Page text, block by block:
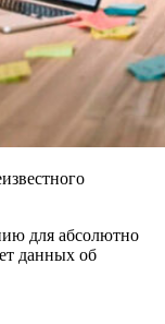
для абсолютно
данных об